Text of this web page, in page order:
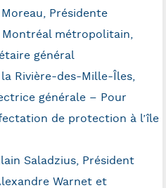
Présidente
Montréal métropolitain,
général
Rivière-des-Mille-Îles,
générale – Pour
de protection à l’île
Saladzius, Président
Warnet et